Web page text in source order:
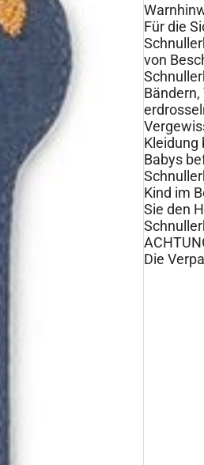
Für die
von
Kleidung
Babys
Kind im
Sie den
Die